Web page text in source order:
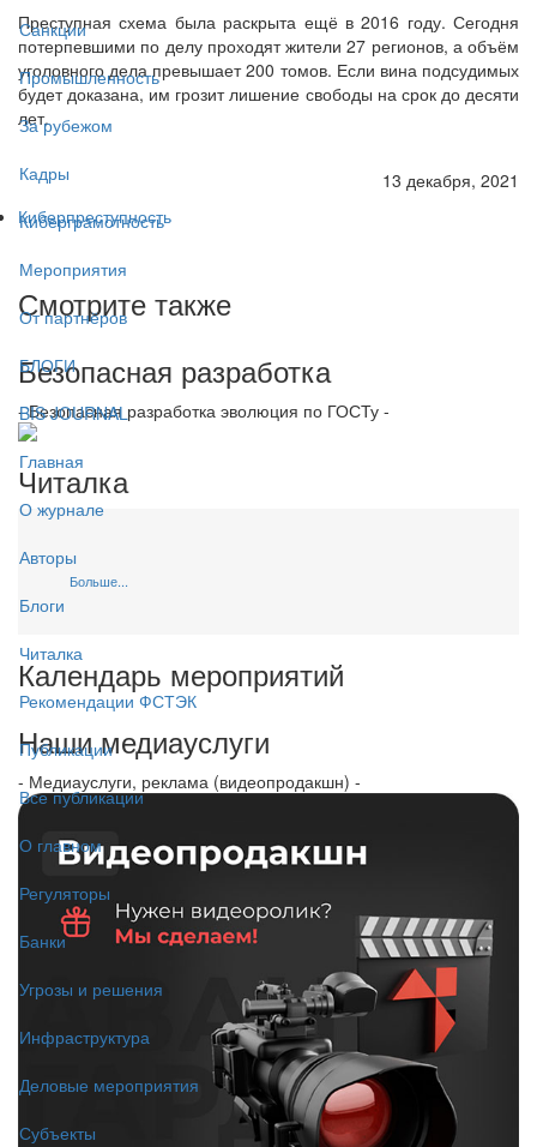
Санкции
Промышленность
За рубежом
Кадры
Киберграмотность
Мероприятия
От партнёров
БЛОГИ
BIS JOURNAL
Главная
О журнале
Авторы
Блоги
Читалка
Рекомендации ФСТЭК
Публикации
Все публикации
О главном
Регуляторы
Банки
Угрозы и решения
Инфраструктура
Деловые мероприятия
Субъекты
Преступная схема была раскрыта ещё в 2016 году. Сегодня
потерпевшими по делу проходят жители 27 регионов, а объём
уголовного дела превышает 200 томов. Если вина подсудимых
будет доказана, им грозит лишение свободы на срок до десяти
лет.
13 декабря, 2021
Киберпреступность
Смотрите также
Безопасная разработка
- Безопасная разработка эволюция по ГОСТу -
Читалка
Больше...
Календарь мероприятий
Наши медиауслуги
- Медиауслуги, реклама (видеопродакшн) -